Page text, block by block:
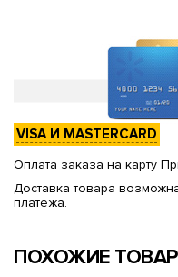
VISA И MASTERCARD
Оплата заказа на карту
Доставка товара
платежа.
ПОХОЖИЕ